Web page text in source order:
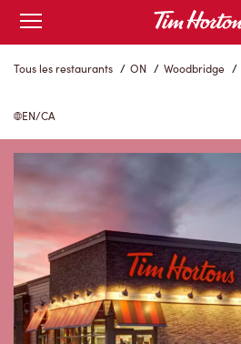
Skip
Content
Open
mobile
menu
Tous les restaurants / ON / Woodbridge /
EN/CA